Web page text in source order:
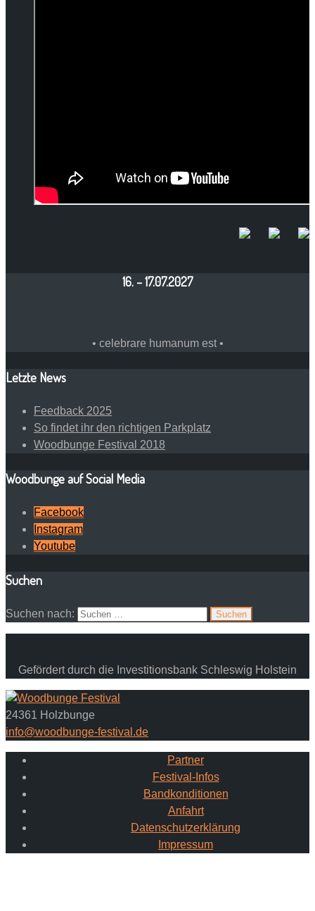
16. – 17.07.2027
• celebrare humanum est •
Letzte News
Feedback 2025
So findet ihr den richtigen Parkplatz
Woodbunge Festival 2018
Woodbunge auf Social Media
Facebook
Instagram
Youtube
Suchen
Suchen nach:
Gefördert durch die Investitionsbank Schleswig Holstein
24361 Holzbunge
info@woodbunge-festival.de
Partner
Festival-Infos
Bandkonditionen
Anfahrt
Datenschutzerklärung
Impressum